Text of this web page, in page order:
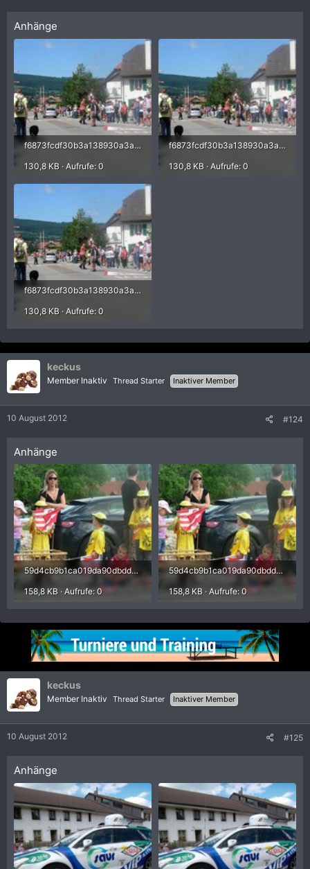
Anhänge
f6873fcdf30b3a138930a3adca0337c7.jpg
130,8 KB · Aufrufe: 0
f6873fcdf30b3a138930a3adca0337c7.jpg
130,8 KB · Aufrufe: 0
f6873fcdf30b3a138930a3adca0337c7.jpg
130,8 KB · Aufrufe: 0
keckus
Member Inaktiv Thread Starter Inaktiver Member
10 August 2012 #124
Anhänge
59d4cb9b1ca019da90dbdd5bb3a3c747.jpg
158,8 KB · Aufrufe: 0
59d4cb9b1ca019da90dbdd5bb3a3c747.jpg
158,8 KB · Aufrufe: 0
keckus
Member Inaktiv Thread Starter Inaktiver Member
10 August 2012 #125
Anhänge